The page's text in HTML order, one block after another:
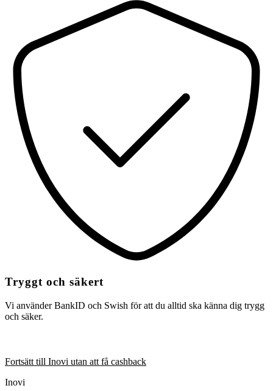
Tryggt och säkert
Vi använder BankID och Swish för att du alltid ska känna dig trygg
och säker.
Fortsätt till Inovi utan att få cashback
Inovi